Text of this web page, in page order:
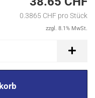
0.3865 CHF pro Stück
zzgl. 8.1% MwSt.